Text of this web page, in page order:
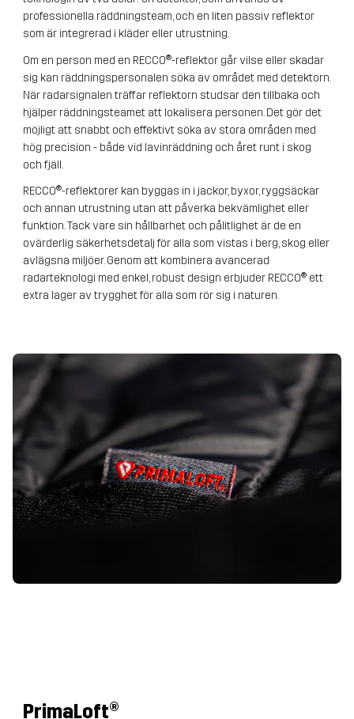
professionella räddningsteam, och en liten passiv reflektor
som är integrerad i kläder eller utrustning.
Om en person med en RECCO®-reflektor går vilse eller skadar
sig kan räddningspersonalen söka av området med detektorn.
När radarsignalen träffar reflektorn studsar den tillbaka och
hjälper räddningsteamet att lokalisera personen. Det gör det
möjligt att snabbt och effektivt söka av stora områden med
hög precision - både vid lavinräddning och året runt i skog
och fjäll.
RECCO®-reflektorer kan byggas in i jackor, byxor, ryggsäckar
och annan utrustning utan att påverka bekvämlighet eller
funktion. Tack vare sin hållbarhet och pålitlighet är de en
ovärderlig säkerhetsdetalj för alla som vistas i berg, skog eller
avlägsna miljöer. Genom att kombinera avancerad
radarteknologi med enkel, robust design erbjuder RECCO® ett
extra lager av trygghet för alla som rör sig i naturen.
PrimaLoft®